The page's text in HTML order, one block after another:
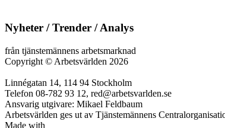
Nyheter / Trender / Analys
från tjänstemännens arbetsmarknad
Copyright © Arbetsvärlden 2026
Linnégatan 14, 114 94 Stockholm
Telefon 08-782 93 12, red@arbetsvarlden.se
Ansvarig utgivare: Mikael Feldbaum
Arbetsvärlden ges ut av Tjänstemännens
Made with